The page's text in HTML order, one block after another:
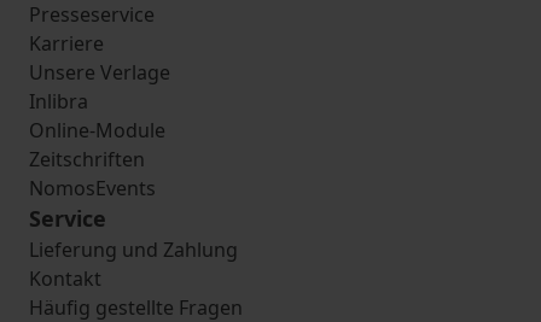
Presseservice
Karriere
Unsere Verlage
Inlibra
Online-Module
Zeitschriften
NomosEvents
Service
Lieferung und Zahlung
Kontakt
Häufig gestellte Fragen